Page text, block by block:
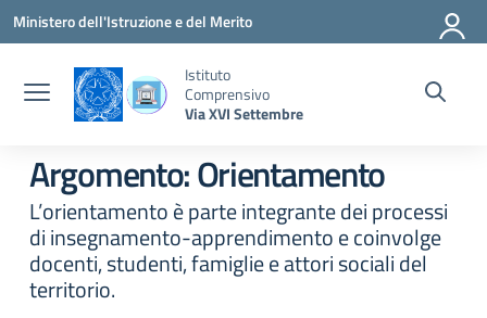
Vai ai contenuti
Vai al menu di navigazione
Vai al footer
Ministero dell'Istruzione e del Merito
Istituto
Comprensivo
Via XVI Settembre
Argomento: Orientamento
L’orientamento è parte integrante dei processi
di insegnamento-apprendimento e coinvolge
docenti, studenti, famiglie e attori sociali del
territorio.